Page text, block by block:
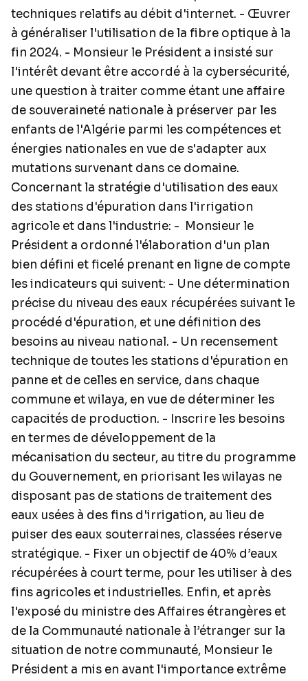
techniques relatifs au débit d'internet. - Œuvrer
à généraliser l'utilisation de la fibre optique à la
fin 2024. - Monsieur le Président a insisté sur
l'intérêt devant être accordé à la cybersécurité,
une question à traiter comme étant une affaire
de souveraineté nationale à préserver par les
enfants de l'Algérie parmi les compétences et
énergies nationales en vue de s'adapter aux
mutations survenant dans ce domaine.
Concernant la stratégie d'utilisation des eaux
des stations d'épuration dans l'irrigation
agricole et dans l'industrie: - Monsieur le
Président a ordonné l'élaboration d'un plan
bien défini et ficelé prenant en ligne de compte
les indicateurs qui suivent: - Une détermination
précise du niveau des eaux récupérées suivant le
procédé d'épuration, et une définition des
besoins au niveau national. - Un recensement
technique de toutes les stations d'épuration en
panne et de celles en service, dans chaque
commune et wilaya, en vue de déterminer les
capacités de production. - Inscrire les besoins
en termes de développement de la
mécanisation du secteur, au titre du programme
du Gouvernement, en priorisant les wilayas ne
disposant pas de stations de traitement des
eaux usées à des fins d'irrigation, au lieu de
puiser des eaux souterraines, classées réserve
stratégique. - Fixer un objectif de 40% d’eaux
récupérées à court terme, pour les utiliser à des
fins agricoles et industrielles. Enfin, et après
l'exposé du ministre des Affaires étrangères et
de la Communauté nationale à l’étranger sur la
situation de notre communauté, Monsieur le
Président a mis en avant l'importance extrême